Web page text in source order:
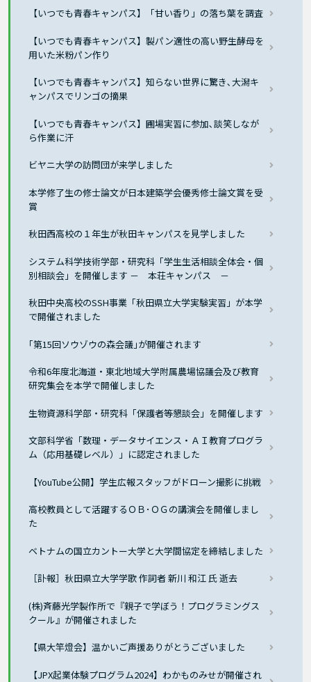
【いつでも青春キャンパス】「甘い香り」の落ち葉を調査
【いつでも青春キャンパス】製パン適性の高い野生酵母を
用いた米粉パン作り
【いつでも青春キャンパス】知らない世界に驚き､大潟キ
ャンパスでリンゴの摘果
【いつでも青春キャンパス】圃場実習に参加､談笑しなが
ら作業に汗
ビヤニ大学の訪問団が来学しました
本学修了生の修士論文が日本建築学会優秀修士論文賞を受
賞
秋田西高校の１年生が秋田キャンパスを見学しました
システム科学技術学部・研究科「学生生活相談全体会・個
別相談会」を開催します － 本荘キャンパス －
秋田中央高校のSSH事業「秋田県立大学実験実習」が本学
で開催されました
｢第15回ソウゾウの森会議｣が開催されます
令和6年度北海道・東北地域大学附属農場協議会及び教育
研究集会を本学で開催しました
生物資源科学部・研究科「保護者等懇談会」を開催します
文部科学省「数理・データサイエンス・ＡＩ教育プログラ
ム（応用基礎レベル）」に認定されました
【YouTube公開】学生広報スタッフがドローン撮影に挑戦
高校教員として活躍するＯＢ･ＯＧの講演会を開催しまし
た
ベトナムの国立カントー大学と大学間協定を締結しました
［訃報］秋田県立大学学歌 作詞者 新川 和江 氏 逝去
(株)斉藤光学製作所で『親子で学ぼう！プログラミングス
クール』が開催されました
【県大竿燈会】温かいご声援ありがとうございました
【JPX起業体験プログラム2024】わかものみせが開催され